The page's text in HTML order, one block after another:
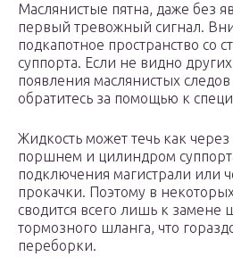
Маслянистые пятна, даже без
первый тревожный сигнал.
подкапотное пространство со
суппорта. Если не видно
появления маслянистых
обратитесь за помощью к
Жидкость может течь как
поршнем и цилиндром
подключения магистрали или
прокачки. Поэтому в
сводится всего лишь к замене
тормозного шланга, что
переборки.